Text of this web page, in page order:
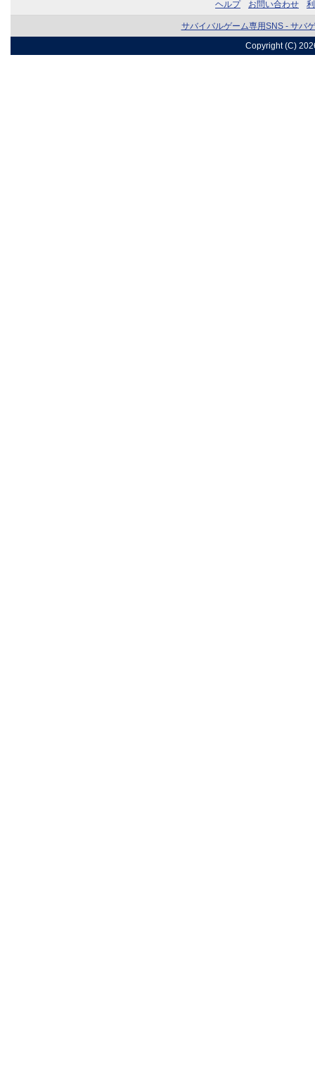
ヘルプ お問い合わせ
サバイバルゲーム専用SNS - サバ
Copyright (C)